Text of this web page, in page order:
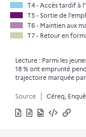
T4 - Accès tardif à
T5 - Sortie de
T6 - Maintien aux
T7 - Retour en
Lecture : Parmi les
18 % ont emprunté
trajectoire marquée
Source Céreq,